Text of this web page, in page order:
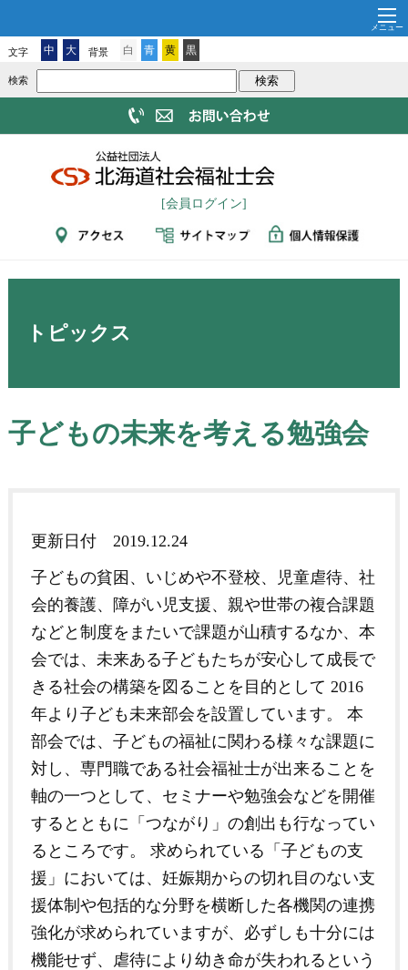
文字 中 大 背景 白 青 黄 黒
検索
[会員ログイン]
トピックス
子どもの未来を考える勉強会
更新日付 2019.12.24
子どもの貧困、いじめや不登校、児童虐待、社
会的養護、障がい児支援、親や世帯の複合課題
などと制度をまたいで課題が山積するなか、本
会では、未来ある子どもたちが安心して成長で
きる社会の構築を図ることを目的として 2016
年より子ども未来部会を設置しています。 本
部会では、子どもの福祉に関わる様々な課題に
対し、専門職である社会福祉士が出来ることを
軸の一つとして、セミナーや勉強会などを開催
するとともに「つながり」の創出も行なってい
るところです。 求められている「子どもの支
援」においては、妊娠期からの切れ目のない支
援体制や包括的な分野を横断した各機関の連携
強化が求められていますが、必ずしも十分には
機能せず、虐待により幼き命が失われるという